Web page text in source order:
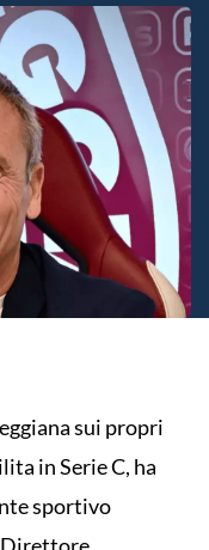
sui propri
in Serie C, ha
sportivo